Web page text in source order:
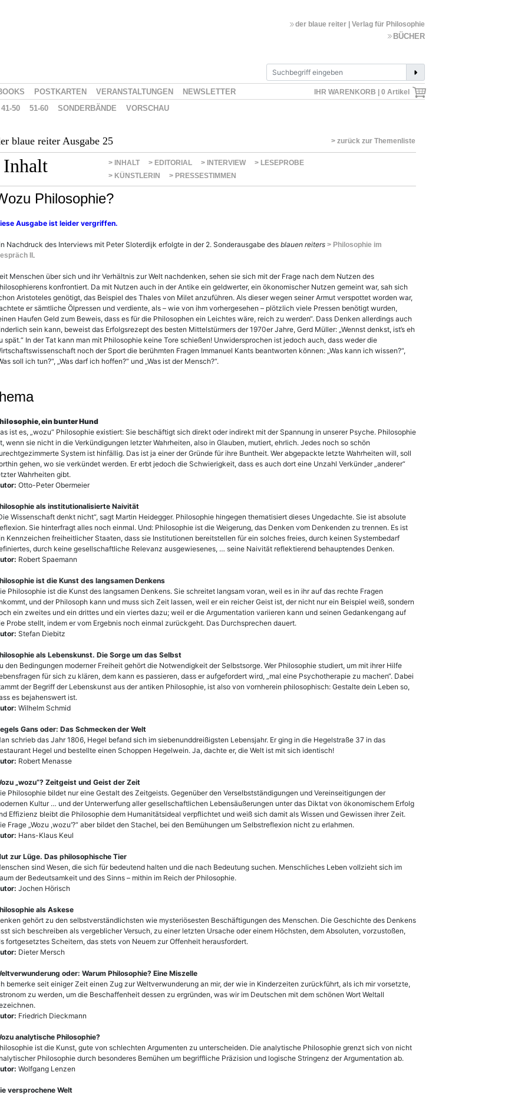
IHR WARENKORB | 0 Artikel
der blaue reiter | Verlag für Philosophie
BÜCHER
POSTKARTEN VERANSTALTUNGEN
NEWSLETTER
41-50 51-60 SONDERBÄNDE VORSCHAU
blaue reiter Ausgabe 25 > zurück zur Themenliste
Inhalt > INHALT > EDITORIAL > INTERVIEW
> LESEPROBE
> KÜNSTLERIN
> PRESSESTIMMEN
Philosophie?
Ausgabe ist leider vergriffen.
Nachdruck des Interviews mit Peter Sloterdijk erfolgte in der 2. Sonderausgabe des blauen reiters > Philosophie im
II.
Menschen über sich und ihr Verhältnis zur Welt nachdenken, sehen sie sich mit der Frage nach dem Nutzen des
konfrontiert. Da mit Nutzen auch in der Antike ein geldwerter, ein ökonomischer Nutzen gemeint war, sah sich
Aristoteles genötigt, das Beispiel des Thales von Milet anzuführen. Als dieser wegen seiner Armut verspottet worden war,
er sämtliche Ölpressen und verdiente, als – wie von ihm vorhergesehen – plötzlich viele Pressen benötigt wurden,
Haufen Geld zum Beweis, dass es für die Philosophen ein Leichtes wäre, reich zu werden“. Dass Denken allerdings auch
sein kann, beweist das Erfolgsrezept des besten Mittelstürmers der 1970er Jahre, Gerd Müller: „Wennst denkst, ist’s eh
spät.“ In der Tat kann man mit Philosophie keine Tore schießen! Unwidersprochen ist jedoch auch, dass weder die
noch der Sport die berühmten Fragen Immanuel Kants beantworten können: „Was kann ich wissen?“,
soll ich tun?“, „Was darf ich hoffen?“ und „Was ist der Mensch?“.
ein bunter Hund
ist es, „wozu“ Philosophie existiert: Sie beschäftigt sich direkt oder indirekt mit der Spannung in unserer Psyche. Philosophie
wenn sie nicht in die Verkündigungen letzter Wahrheiten, also in Glauben, mutiert, ehrlich. Jedes noch so schön
System ist hinfällig. Das ist ja einer der Gründe für ihre Buntheit. Wer abgepackte letzte Wahrheiten will, soll
gehen, wo sie verkündet werden. Er erbt jedoch die Schwierigkeit, dass es auch dort eine Unzahl Verkünder „anderer“
Wahrheiten gibt.
Otto-Peter Obermeier
als institutionalisierte Naivität
Wissenschaft denkt nicht“, sagt Martin Heidegger. Philosophie hingegen thematisiert dieses Ungedachte. Sie ist absolute
Sie hinterfragt alles noch einmal. Und: Philosophie ist die Weigerung, das Denken vom Denkenden zu trennen. Es ist
Kennzeichen freiheitlicher Staaten, dass sie Institutionen bereitstellen für ein solches freies, durch keinen Systembedarf
durch keine gesellschaftliche Relevanz ausgewiesenes, … seine Naivität reflektierend behauptendes Denken.
Robert Spaemann
ist die Kunst des langsamen Denkens
Philosophie ist die Kunst des langsamen Denkens. Sie schreitet langsam voran, weil es in ihr auf das rechte Fragen
und der Philosoph kann und muss sich Zeit lassen, weil er ein reicher Geist ist, der nicht nur ein Beispiel weiß, sondern
ein zweites und ein drittes und ein viertes dazu; weil er die Argumentation variieren kann und seinen Gedankengang auf
Probe stellt, indem er vom Ergebnis noch einmal zurückgeht. Das Durchsprechen dauert.
Stefan Diebitz
als Lebenskunst. Die Sorge um das Selbst
den Bedingungen moderner Freiheit gehört die Notwendigkeit der Selbstsorge. Wer Philosophie studiert, um mit ihrer Hilfe
für sich zu klären, dem kann es passieren, dass er aufgefordert wird, „mal eine Psychotherapie zu machen“. Dabei
der Begriff der Lebenskunst aus der antiken Philosophie, ist also von vornherein philosophisch: Gestalte dein Leben so,
es bejahenswert ist.
Wilhelm Schmid
Gans oder: Das Schmecken der Welt
schrieb das Jahr 1806, Hegel befand sich im siebenunddreißigsten Lebensjahr. Er ging in die Hegelstraße 37 in das
Hegel und bestellte einen Schoppen Hegelwein. Ja, dachte er, die Welt ist mit sich identisch!
Robert Menasse
„wozu“? Zeitgeist und Geist der Zeit
Philosophie bildet nur eine Gestalt des Zeitgeists. Gegenüber den Verselbstständigungen und Vereinseitigungen der
Kultur … und der Unterwerfung aller gesellschaftlichen Lebensäußerungen unter das Diktat von ökonomischem Erfolg
Effizienz bleibt die Philosophie dem Humanitätsideal verpflichtet und weiß sich damit als Wissen und Gewissen ihrer Zeit.
Frage „Wozu ,wozu‘?“ aber bildet den Stachel, bei den Bemühungen um Selbstreflexion nicht zu erlahmen.
Hans-Klaus Keul
zur Lüge. Das philosophische Tier
sind Wesen, die sich für bedeutend halten und die nach Bedeutung suchen. Menschliches Leben vollzieht sich im
der Bedeutsamkeit und des Sinns – mithin im Reich der Philosophie.
Jochen Hörisch
als Askese
gehört zu den selbstverständlichsten wie mysteriösesten Beschäftigungen des Menschen. Die Geschichte des Denkens
sich beschreiben als vergeblicher Versuch, zu einer letzten Ursache oder einem Höchsten, dem Absoluten, vorzustoßen,
fortgesetztes Scheitern, das stets von Neuem zur Offenheit herausfordert.
Dieter Mersch
oder: Warum Philosophie? Eine Miszelle
bemerke seit einiger Zeit einen Zug zur Weltverwunderung an mir, der wie in Kinderzeiten zurückführt, als ich mir vorsetzte,
zu werden, um die Beschaffenheit dessen zu ergründen, was wir im Deutschen mit dem schönen Wort Weltall
Friedrich Dieckmann
analytische Philosophie?
ist die Kunst, gute von schlechten Argumenten zu unterscheiden. Die analytische Philosophie grenzt sich von nicht
Philosophie durch besonderes Bemühen um begriffliche Präzision und logische Stringenz der Argumentation ab.
Wolfgang Lenzen
versprochene Welt